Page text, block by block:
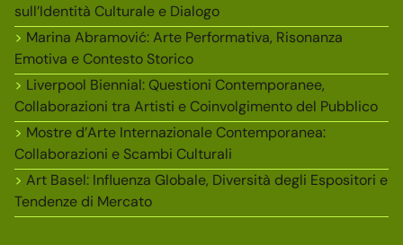
sull’Identità Culturale e Dialogo
Marina Abramović: Arte Performativa, Risonanza
Emotiva e Contesto Storico
Liverpool Biennial: Questioni Contemporanee,
Collaborazioni tra Artisti e Coinvolgimento del Pubblico
Mostre d’Arte Internazionale Contemporanea:
Collaborazioni e Scambi Culturali
Art Basel: Influenza Globale, Diversità degli Espositori e
Tendenze di Mercato